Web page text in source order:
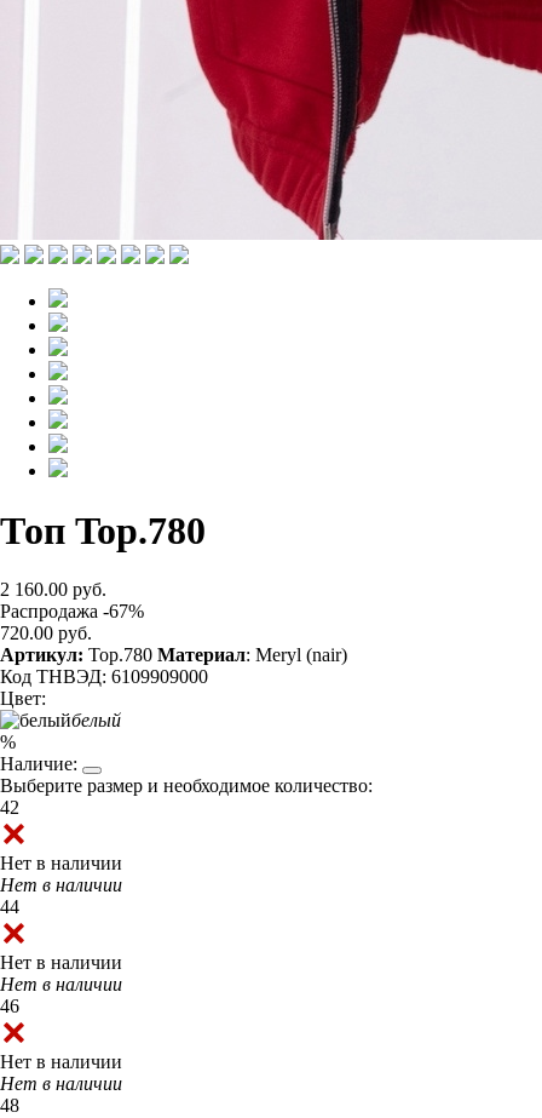
Топ Top.780
2 160.00 руб.
Распродажа -67%
720.00 руб.
Артикул: Top.780 Материал: Meryl (nair)
Код ТНВЭД: 6109909000
Цвет:
белый
%
Наличие:
Выберите размер и необходимое количество:
42
Нет в наличии
Нет в наличии
44
Нет в наличии
Нет в наличии
46
Нет в наличии
Нет в наличии
48